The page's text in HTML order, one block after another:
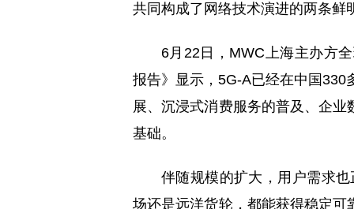
共同构成了网络技术演进的两条鲜
6月22日，MWC上海主办方
报告》显示，5G-A已经在中国
展、沉浸式消费服务的普及、企
基础。
伴随规模的扩大，用户需求
场还是远洋货轮，都能获得稳定